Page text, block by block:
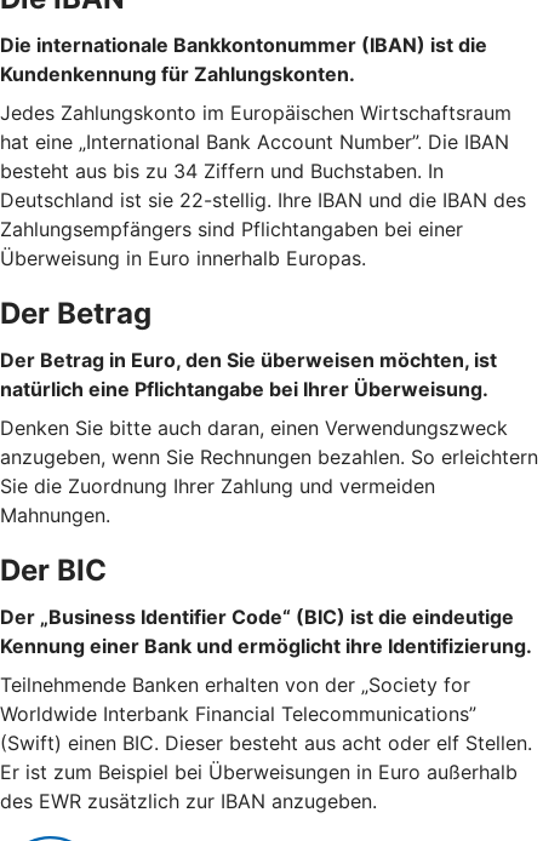
Die internationale Bankkontonummer (IBAN) ist die
Kundenkennung für Zahlungskonten.
Jedes Zahlungskonto im Europäischen Wirtschaftsraum
hat eine „International Bank Account Number”. Die IBAN
besteht aus bis zu 34 Ziffern und Buchstaben. In
Deutschland ist sie 22-stellig. Ihre IBAN und die IBAN des
Zahlungsempfängers sind Pflichtangaben bei einer
Überweisung in Euro innerhalb Europas.
Der Betrag
Der Betrag in Euro, den Sie überweisen möchten, ist
natürlich eine Pflichtangabe bei Ihrer Überweisung.
Denken Sie bitte auch daran, einen Verwendungszweck
anzugeben, wenn Sie Rechnungen bezahlen. So erleichtern
Sie die Zuordnung Ihrer Zahlung und vermeiden
Mahnungen.
Der BIC
Der „Business Identifier Code“ (BIC) ist die eindeutige
Kennung einer Bank und ermöglicht ihre Identifizierung.
Teilnehmende Banken erhalten von der „Society for
Worldwide Interbank Financial Telecommunications”
(Swift) einen BIC. Dieser besteht aus acht oder elf Stellen.
Er ist zum Beispiel bei Überweisungen in Euro außerhalb
des EWR zusätzlich zur IBAN anzugeben.